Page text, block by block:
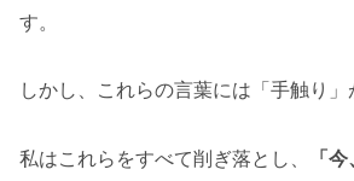
す。
しかし、これらの言葉には「手触り」
私はこれらをすべて削ぎ落とし、
「